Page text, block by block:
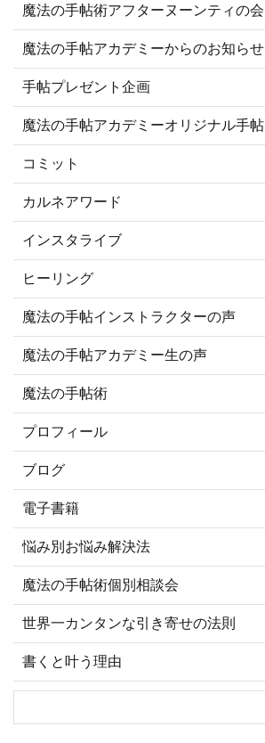
魔法の手帖術アフターヌーンティの会
魔法の手帖アカデミーからのお知らせ
手帖プレゼント企画
魔法の手帖アカデミーオリジナル手帖
コミット
カルネアワード
インスタライブ
ヒーリング
魔法の手帖インストラクターの声
魔法の手帖アカデミー生の声
魔法の手帖術
プロフィール
ブログ
電子書籍
悩み別お悩み解決法
魔法の手帖術個別相談会
世界一カンタンな引き寄せの法則
書くと叶う理由